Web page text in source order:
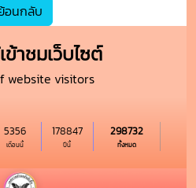
อนกลับ
าชมเว็บไซต์
website visitors
เดือนนี้
5356
ปีนี้
178847
ทั้งหมด
298732